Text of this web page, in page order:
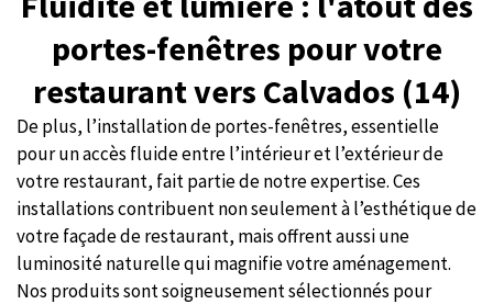
portes-fenêtres pour votre
restaurant vers Calvados (14)
De plus, l’installation de portes-fenêtres, essentielle
pour un accès fluide entre l’intérieur et l’extérieur de
votre restaurant, fait partie de notre expertise. Ces
installations contribuent non seulement à l’esthétique de
votre façade de restaurant, mais offrent aussi une
luminosité naturelle qui magnifie votre aménagement.
Nos produits sont soigneusement sélectionnés pour